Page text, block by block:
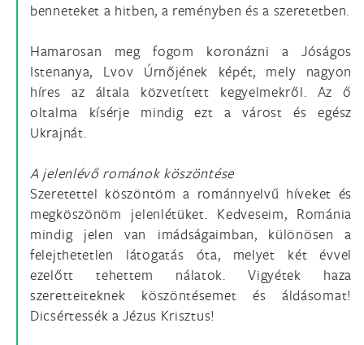
benneteket a hitben, a reményben és a szeretetben.
Hamarosan meg fogom koronázni a Jóságos
Istenanya, Lvov Úrnőjének képét, mely nagyon
híres az általa közvetített kegyelmekről. Az ő
oltalma kísérje mindig ezt a várost és egész
Ukrajnát.
A jelenlévő románok köszöntése
Szeretettel köszöntöm a románnyelvű híveket és
megköszönöm jelenlétüket. Kedveseim, Románia
mindig jelen van imádságaimban, különösen a
felejthetetlen látogatás óta, melyet két évvel
ezelőtt tehettem nálatok. Vigyétek haza
szeretteiteknek köszöntésemet és áldásomat!
Dicsértessék a Jézus Krisztus!